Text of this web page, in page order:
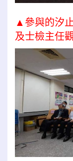
▲參與的汐
及士檢主任